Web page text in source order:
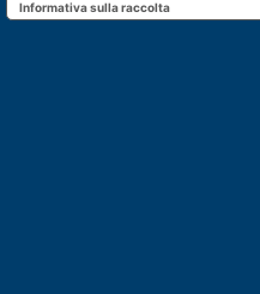
Informativa sulla raccolta